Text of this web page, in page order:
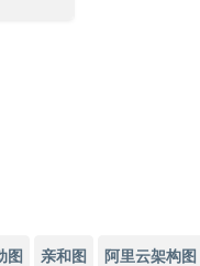
图 亲和图 阿里云架构图